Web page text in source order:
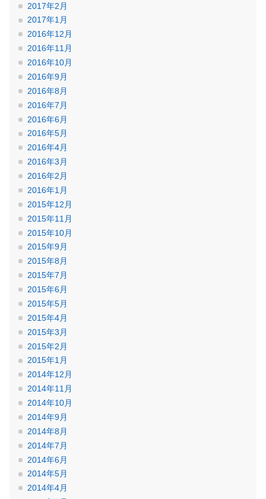
2017年2月
2017年1月
2016年12月
2016年11月
2016年10月
2016年9月
2016年8月
2016年7月
2016年6月
2016年5月
2016年4月
2016年3月
2016年2月
2016年1月
2015年12月
2015年11月
2015年10月
2015年9月
2015年8月
2015年7月
2015年6月
2015年5月
2015年4月
2015年3月
2015年2月
2015年1月
2014年12月
2014年11月
2014年10月
2014年9月
2014年8月
2014年7月
2014年6月
2014年5月
2014年4月